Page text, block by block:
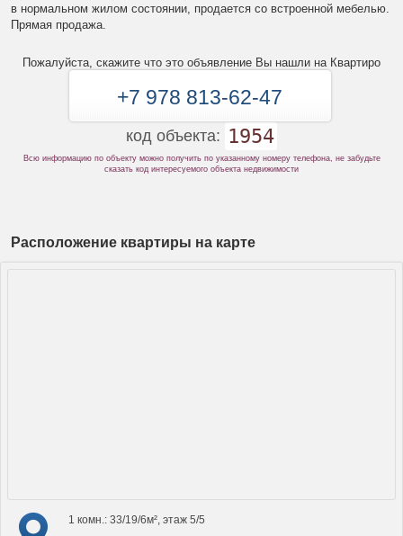
в нормальном жилом состоянии, продается со встроенной мебелью.
Прямая продажа.
Пожалуйста, скажите что это объявление Вы нашли на Квартиро
+7 978 813-62-47
код объекта: 1954
Всю информацию по объекту можно получить по указанному номеру телефона, не забудьте
сказать код интересуемого объекта недвижимости
Расположение квартиры на карте
1 комн.: 33/19/6м², этаж 5/5